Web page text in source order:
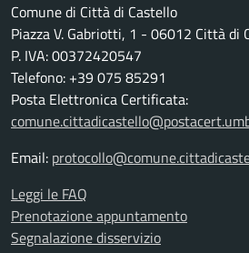
Comune di Città di Castello
Piazza V. Gabriotti, 1 - 06012 Città di
P. IVA: 00372420547
Telefono: +39 075 85291
Posta Elettronica Certificata:
Email:
Leggi le FAQ
Prenotazione appuntamento
Segnalazione disservizio